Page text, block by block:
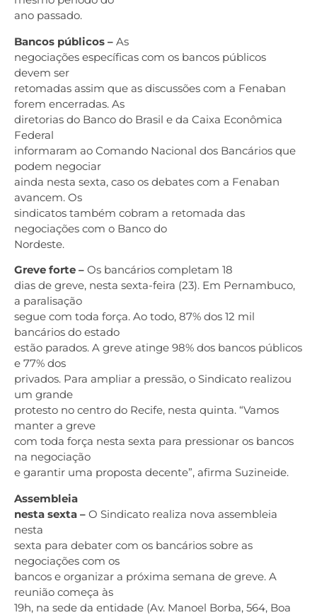
ano passado.
Bancos públicos – As
negociações específicas com os bancos públicos
devem ser
retomadas assim que as discussões com a Fenaban
forem encerradas. As
diretorias do Banco do Brasil e da Caixa Econômica
Federal
informaram ao Comando Nacional dos Bancários que
podem negociar
ainda nesta sexta, caso os debates com a Fenaban
avancem. Os
sindicatos também cobram a retomada das
negociações com o Banco do
Nordeste.
Greve forte – Os bancários completam 18
dias de greve, nesta sexta-feira (23). Em Pernambuco,
a paralisação
segue com toda força. Ao todo, 87% dos 12 mil
bancários do estado
estão parados. A greve atinge 98% dos bancos públicos
e 77% dos
privados. Para ampliar a pressão, o Sindicato realizou
um grande
protesto no centro do Recife, nesta quinta. “Vamos
manter a greve
com toda força nesta sexta para pressionar os bancos
na negociação
e garantir uma proposta decente”, afirma Suzineide.
Assembleia
nesta sexta – O Sindicato realiza nova assembleia
nesta
sexta para debater com os bancários sobre as
negociações com os
bancos e organizar a próxima semana de greve. A
reunião começa às
19h, na sede da entidade (Av. Manoel Borba, 564, Boa